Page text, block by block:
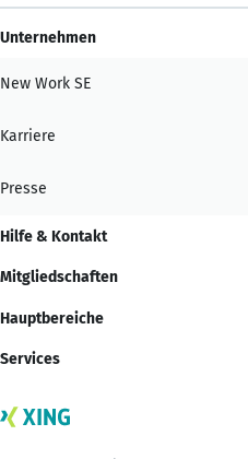
Unternehmen
New Work SE
Karriere
Presse
Hilfe & Kontakt
Mitgliedschaften
Hauptbereiche
Services